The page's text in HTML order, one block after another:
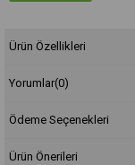
Ürün Özellikleri
Yorumlar(0)
Ödeme Seçenekleri
Ürün Önerileri